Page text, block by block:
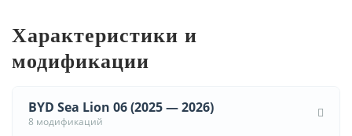
Характеристики и
модификации
BYD Sea Lion 06 (2025 — 2026)
8 модификаций